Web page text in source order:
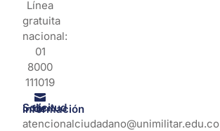
Línea
gratuita
nacional:
01
8000
111019
Solicitud de información
atencionalciudadano@unimilitar.edu.co